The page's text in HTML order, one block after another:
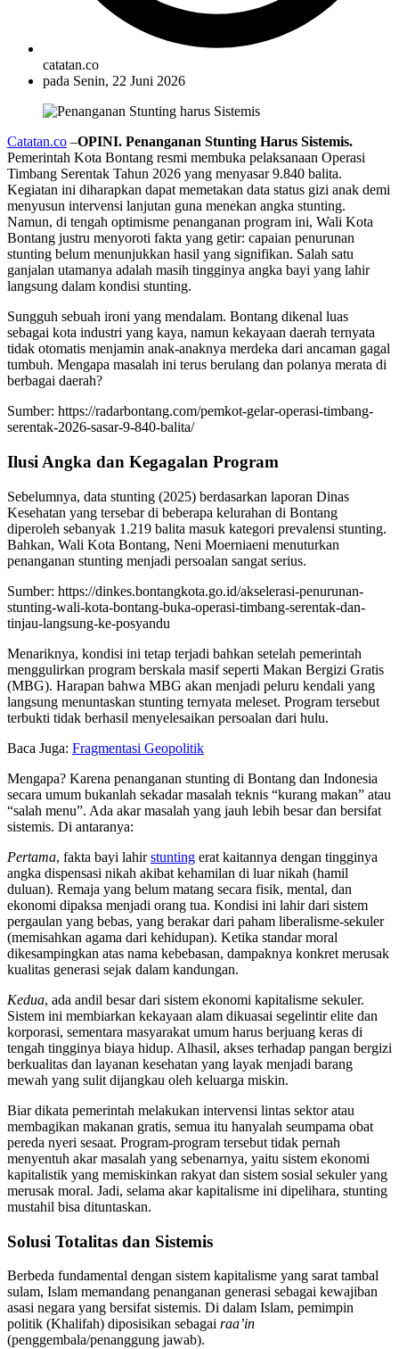
catatan.co
pada Senin, 22 Juni 2026
Catatan.co –OPINI. Penanganan Stunting Harus Sistemis.
Pemerintah Kota Bontang resmi membuka pelaksanaan Operasi
Timbang Serentak Tahun 2026 yang menyasar 9.840 balita.
Kegiatan ini diharapkan dapat memetakan data status gizi anak demi
menyusun intervensi lanjutan guna menekan angka stunting.
Namun, di tengah optimisme penanganan program ini, Wali Kota
Bontang justru menyoroti fakta yang getir: capaian penurunan
stunting belum menunjukkan hasil yang signifikan. Salah satu
ganjalan utamanya adalah masih tingginya angka bayi yang lahir
langsung dalam kondisi stunting.
Sungguh sebuah ironi yang mendalam. Bontang dikenal luas
sebagai kota industri yang kaya, namun kekayaan daerah ternyata
tidak otomatis menjamin anak-anaknya merdeka dari ancaman gagal
tumbuh. Mengapa masalah ini terus berulang dan polanya merata di
berbagai daerah?
Sumber: https://radarbontang.com/pemkot-gelar-operasi-timbang-
serentak-2026-sasar-9-840-balita/
Ilusi Angka dan Kegagalan Program
Sebelumnya, data stunting (2025) berdasarkan laporan Dinas
Kesehatan yang tersebar di beberapa kelurahan di Bontang
diperoleh sebanyak 1.219 balita masuk kategori prevalensi stunting.
Bahkan, Wali Kota Bontang, Neni Moerniaeni menuturkan
penanganan stunting menjadi persoalan sangat serius.
Sumber: https://dinkes.bontangkota.go.id/akselerasi-penurunan-
stunting-wali-kota-bontang-buka-operasi-timbang-serentak-dan-
tinjau-langsung-ke-posyandu
Menariknya, kondisi ini tetap terjadi bahkan setelah pemerintah
menggulirkan program berskala masif seperti Makan Bergizi Gratis
(MBG). Harapan bahwa MBG akan menjadi peluru kendali yang
langsung menuntaskan stunting ternyata meleset. Program tersebut
terbukti tidak berhasil menyelesaikan persoalan dari hulu.
Baca Juga: Fragmentasi Geopolitik
Mengapa? Karena penanganan stunting di Bontang dan Indonesia
secara umum bukanlah sekadar masalah teknis “kurang makan” atau
“salah menu”. Ada akar masalah yang jauh lebih besar dan bersifat
sistemis. Di antaranya:
Pertama, fakta bayi lahirstunting erat kaitannya dengan tingginya
angka dispensasi nikah akibat kehamilan di luar nikah (hamil
duluan). Remaja yang belum matang secara fisik, mental, dan
ekonomi dipaksa menjadi orang tua. Kondisi ini lahir dari sistem
pergaulan yang bebas, yang berakar dari paham liberalisme-sekuler
(memisahkan agama dari kehidupan). Ketika standar moral
dikesampingkan atas nama kebebasan, dampaknya konkret merusak
kualitas generasi sejak dalam kandungan.
Kedua, ada andil besar dari sistem ekonomi kapitalisme sekuler.
Sistem ini membiarkan kekayaan alam dikuasai segelintir elite dan
korporasi, sementara masyarakat umum harus berjuang keras di
tengah tingginya biaya hidup. Alhasil, akses terhadap pangan bergizi
berkualitas dan layanan kesehatan yang layak menjadi barang
mewah yang sulit dijangkau oleh keluarga miskin.
Biar dikata pemerintah melakukan intervensi lintas sektor atau
membagikan makanan gratis, semua itu hanyalah seumpama obat
pereda nyeri sesaat. Program-program tersebut tidak pernah
menyentuh akar masalah yang sebenarnya, yaitu sistem ekonomi
kapitalistik yang memiskinkan rakyat dan sistem sosial sekuler yang
merusak moral. Jadi, selama akar kapitalisme ini dipelihara, stunting
mustahil bisa dituntaskan.
Solusi Totalitas dan Sistemis
Berbeda fundamental dengan sistem kapitalisme yang sarat tambal
sulam, Islam memandang penanganan generasi sebagai kewajiban
asasi negara yang bersifat sistemis. Di dalam Islam, pemimpin
politik (Khalifah) diposisikan sebagai raa’in
(penggembala/penanggung jawab).